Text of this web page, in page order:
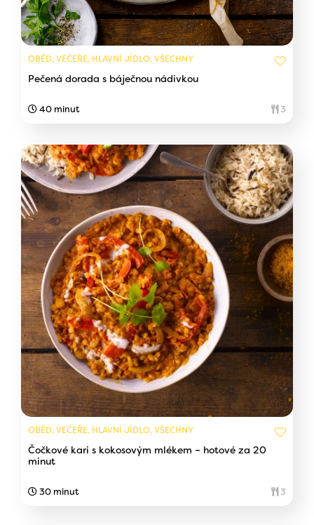
OBĚD, VEČEŘE, HLAVNÍ JÍDLO, VŠECHNY
Pečená dorada s báječnou nádivkou
40 minut 3
OBĚD, VEČEŘE, HLAVNÍ JÍDLO, VŠECHNY
Čočkové kari s kokosovým mlékem – hotové za 20
minut
30 minut 3